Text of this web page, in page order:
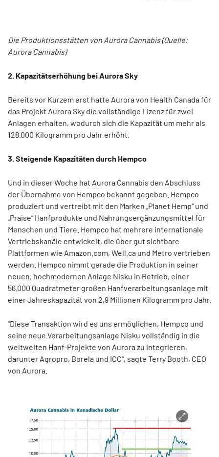
Die Produktionsstätten von Aurora Cannabis (Quelle:
Aurora Cannabis)
2. Kapazitätserhöhung bei Aurora Sky
Bereits vor Kurzem erst hatte Aurora von Health Canada für
das Projekt Aurora Sky die vollständige Lizenz für zwei
Anlagen erhalten, wodurch sich die Kapazität um mehr als
128.000 Kilogramm pro Jahr erhöht.
3. Steigende Kapazitäten durch Hempco
Und in dieser Woche hat Aurora Cannabis den Abschluss
der Übernahme von Hempco bekannt gegeben. Hempco
produziert und vertreibt mit den Marken „Planet Hemp“ und
„Praise“ Hanfprodukte und Nahrungsergänzungsmittel für
Menschen und Tiere. Hempco hat mehrere internationale
Vertriebskanäle entwickelt, die über gut sichtbare
Plattformen wie Amazon.com, Well.ca und Metro vertrieben
werden. Hempco nimmt gerade die Produktion in seiner
neuen, hochmodernen Anlage Nisku in Betrieb, einer
56.000 Quadratmeter großen Hanfverarbeitungsanlage mit
einer Jahreskapazität von 2,9 Millionen Kilogramm pro Jahr.
"Diese Transaktion wird es uns ermöglichen, Hempco und
seine neue Verarbeitungsanlage Nisku vollständig in die
weltweiten Hanf-Projekte von Aurora zu integrieren,
darunter Agropro, Borela und ICC", sagte Terry Booth, CEO
von Aurora.